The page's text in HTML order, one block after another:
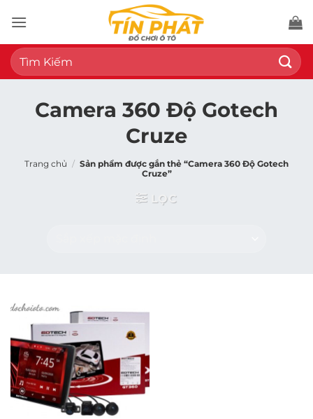
qua
nội
dung
Tìm
kiếm:
Camera 360 Độ Gotech
Cruze
Trang chủ / Sản phẩm được gắn thẻ “Camera 360 Độ Gotech
Cruze”
LỌC